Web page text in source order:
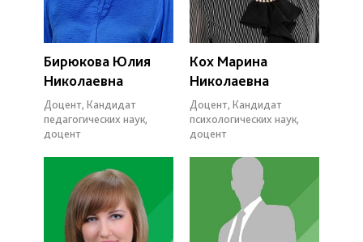
Бирюкова Юлия
Николаевна
Доцент, Кандидат
педагогических наук,
доцент
Кох Марина
Николаевна
Доцент, Кандидат
психологических наук,
доцент